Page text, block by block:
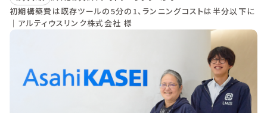
初期構築費は既存ツールの5分の1、ランニングコストは半分以下に
｜アルティウスリンク株式会社 様